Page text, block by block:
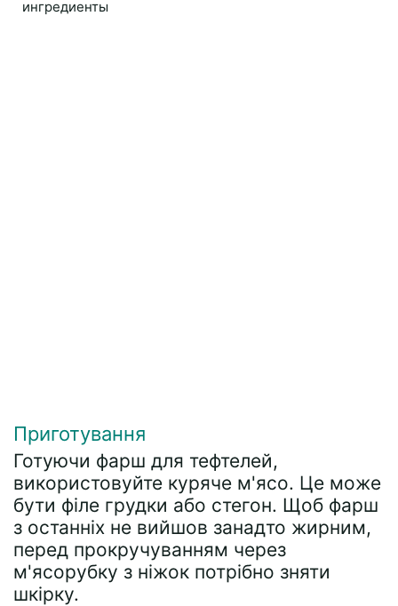
Приготування
Готуючи фарш для тефтелей,
використовуйте куряче м'ясо. Це може
бути філе грудки або стегон. Щоб фарш
з останніх не вийшов занадто жирним,
перед прокручуванням через
м'ясорубку з ніжок потрібно зняти
шкірку.